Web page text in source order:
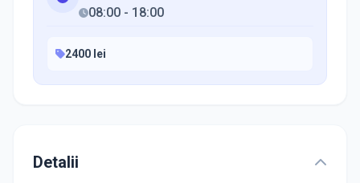
08:00 - 18:00
2400 lei
Detalii